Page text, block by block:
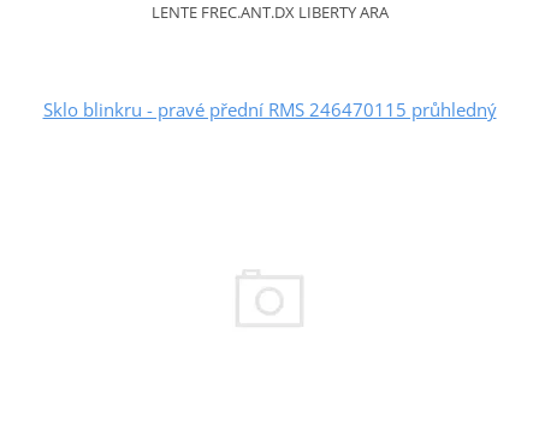
LENTE FREC.ANT.DX LIBERTY ARA
Sklo blinkru - pravé přední RMS 246470115 průhledný